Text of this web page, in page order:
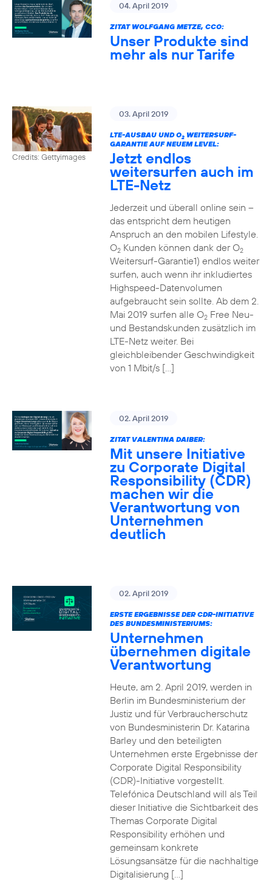
04. April 2019
ZITAT WOLFGANG METZE, CCO:
Unser Produkte sind
mehr als nur Tarife
Credits: Gettyimages
03. April 2019
LTE-AUSBAU UND O2WEITERSURF-
GARANTIE AUF NEUEM LEVEL:
Jetzt endlos
weitersurfen auch im
LTE-Netz
Jederzeit und überall online sein –
das entspricht dem heutigen
Anspruch an den mobilen Lifestyle.
O2Kunden können dank der O2
Weitersurf-Garantie1) endlos weiter
surfen, auch wenn ihr inkludiertes
Highspeed-Datenvolumen
aufgebraucht sein sollte. Ab dem 2.
Mai 2019 surfen alle O2Free Neu-
und Bestandskunden zusätzlich im
LTE-Netz weiter. Bei
gleichbleibender Geschwindigkeit
von 1 Mbit/s […]
02. April 2019
ZITAT VALENTINA DAIBER:
Mit unsere Initiative
zu Corporate Digital
Responsibility (CDR)
machen wir die
Verantwortung von
Unternehmen
deutlich
02. April 2019
ERSTE ERGEBNISSE DER CDR-INITIATIVE
DES BUNDESMINISTERIUMS:
Unternehmen
übernehmen digitale
Verantwortung
Heute, am 2. April 2019, werden in
Berlin im Bundesministerium der
Justiz und für Verbraucherschutz
von Bundesministerin Dr. Katarina
Barley und den beteiligten
Unternehmen erste Ergebnisse der
Corporate Digital Responsibility
(CDR)-Initiative vorgestellt.
Telefónica Deutschland will als Teil
dieser Initiative die Sichtbarkeit des
Themas Corporate Digital
Responsibility erhöhen und
gemeinsam konkrete
Lösungsansätze für die nachhaltige
Digitalisierung […]